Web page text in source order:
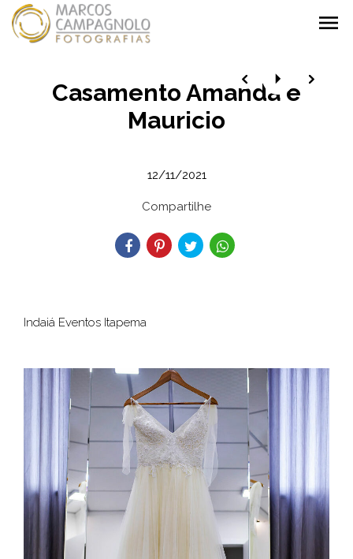
menu
Casamento Amanda e
Mauricio
12/11/2021
Compartilhe
Indaiá Eventos Itapema